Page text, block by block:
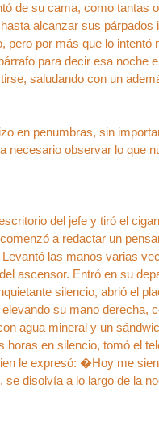
de su cama, como tantas
alcanzar sus
pero por más que lo intentó
para decir esa noche
saludando con un
en penumbras, sin
necesario observar lo que
del jefe y tiró el
a redactar un
las manos varias
ascensor. Entró en su
silencio, abrió el
su mano derecha,
agua mineral y un
horas en silencio, tomó el
le expresó: �Hoy me
disolvía a lo largo de la